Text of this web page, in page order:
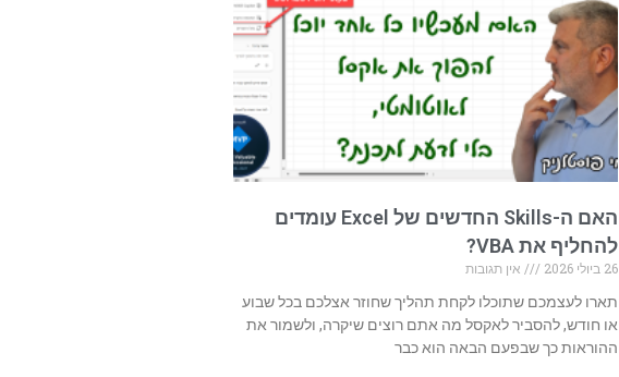
האם ה-Skills החדשים של Excel עומדים
להחליף את VBA?
26 ביולי 2026
אין תגובות
תארו לעצמכם שתוכלו לקחת תהליך שחוזר אצלכם בכל שבוע
או חודש, להסביר לאקסל מה אתם רוצים שיקרה, ולשמור את
ההוראות כך שבפעם הבאה הוא כבר